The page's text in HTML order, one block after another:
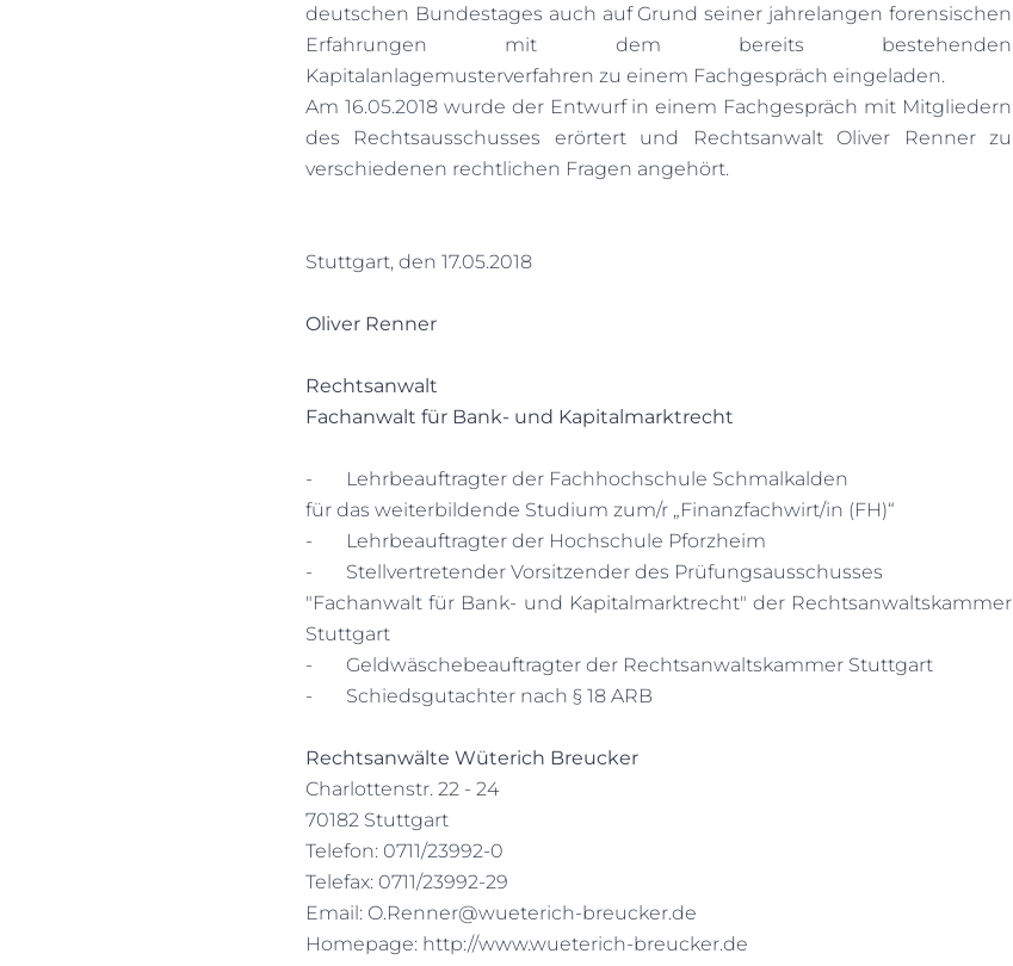
deutschen Bundestages auch auf Grund seiner jahrelangen forensischen
Erfahrungen mit dem bereits bestehenden
Kapitalanlagemusterverfahren zu einem Fachgespräch eingeladen.
Am 16.05.2018 wurde der Entwurf in einem Fachgespräch mit Mitgliedern
des Rechtsausschusses erörtert und Rechtsanwalt Oliver Renner zu
verschiedenen rechtlichen Fragen angehört.
Stuttgart, den 17.05.2018
Oliver Renner
Rechtsanwalt
Fachanwalt für Bank- und Kapitalmarktrecht
-
Lehrbeauftragter der Fachhochschule Schmalkalden
für das weiterbildende Studium zum/r „Finanzfachwirt/in (FH)“
-
Lehrbeauftragter der Hochschule Pforzheim
-
Stellvertretender Vorsitzender des Prüfungsausschusses
"Fachanwalt für Bank- und Kapitalmarktrecht" der Rechtsanwaltskammer
Stuttgart
-
Geldwäschebeauftragter der Rechtsanwaltskammer Stuttgart
-
Schiedsgutachter nach § 18 ARB
Rechtsanwälte Wüterich Breucker
Charlottenstr. 22 - 24
70182 Stuttgart
Telefon: 0711/23992-0
Telefax: 0711/23992-29
Email: O.Renner@wueterich-breucker.de
Homepage: http://www.wueterich-breucker.de